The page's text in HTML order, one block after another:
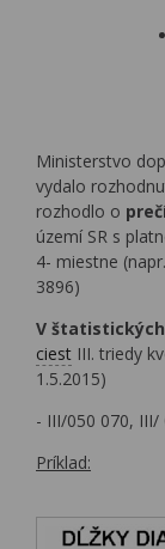
Ministerstvo
vydalo
rozhodlo o
území SR s
4- miestne
3896)
V
ciest III. triedy
1.5.2015)
- III/050 070, III/
Príklad: